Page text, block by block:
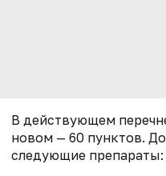
В действующем
новом — 60 пунктов.
следующие препараты: